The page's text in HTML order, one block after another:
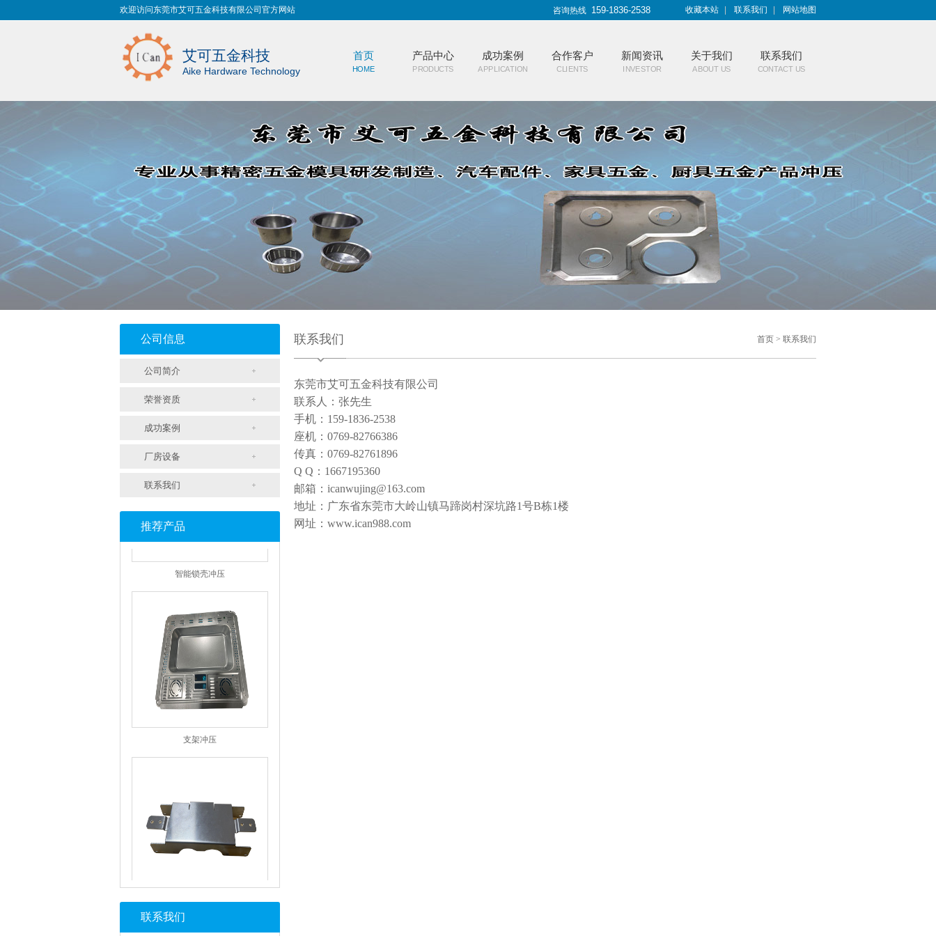
欢迎访问东莞市艾可五金科技有限公司官方网站 咨询热线 159-1836-2538 收藏本站 联系我们 网站地图
艾可五金科技
Aike Hardware Technology
首页
HOME
产品中心
PRODUCTS
成功案例
APPLICATION
合作客户
CLIENTS
新闻资讯
INVESTOR
关于我们
ABOUT US
联系我们
CONTACT US
公司信息
公司简介
荣誉资质
成功案例
厂房设备
联系我们
推荐产品
智能锁壳冲压
支架冲压
联系我们
联系我们 首页 > 联系我们
东莞市艾可五金科技有限公司
联系人：张先生
手机：159-1836-2538
座机：0769-82766386
传真：0769-82761896
Q Q：1667195360
邮箱：icanwujing@163.com
地址：广东省东莞市大岭山镇马蹄岗村深坑路1号B栋1楼
网址：www.ican988.com